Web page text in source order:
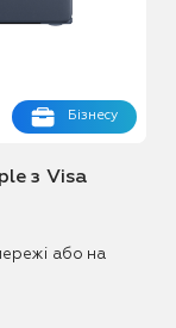
Бізнесу
з Visa
або на